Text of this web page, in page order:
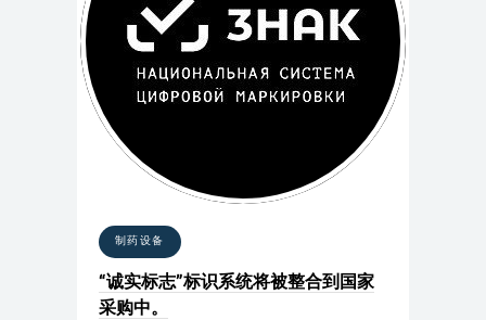
制药设备
“诚实标志”标识系统将被整合到国家
采购中。